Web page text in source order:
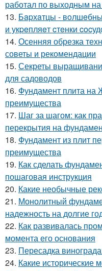
работал по выходным на
13. Бapхaтцы -
и укpeпляeт cтeнки
14. Осенняя обрезка
советы и рекомендации
15. Секреты
для садоводов
16. Фундамент плита на
преимущества
17. Шаг за шагом: как
перекрытия на
18. Фундамент из плит
преимущества
19. Как сделать
пошаговая инструкция
20. Какие необычные
21. Монолитный
надежность на долгие
22. Как развивалась
момента его основания
23. Пересадка
24. Какие исторические